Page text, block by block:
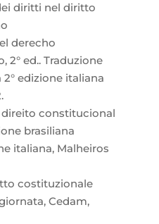
diritti nel diritto
derecho
ed.. Traduzione
edizione italiana
direito constitucional
brasiliana
italiana, Malheiros
costituzionale
Cedam,